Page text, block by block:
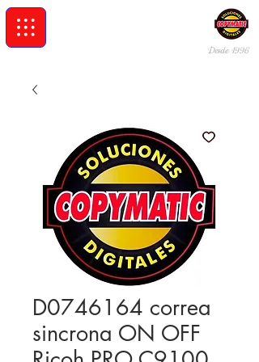
Desde 1996
D0746164 correa
sincrona ON OFF